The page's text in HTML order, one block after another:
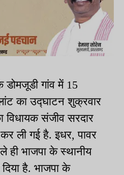
डोमजूडी गांव में 15
का उद्घाटन शुक्रवार
विधायक संजीव सरदार
ली गई है. इधर, पावर
भाजपा के स्थानीय
है. भाजपा के